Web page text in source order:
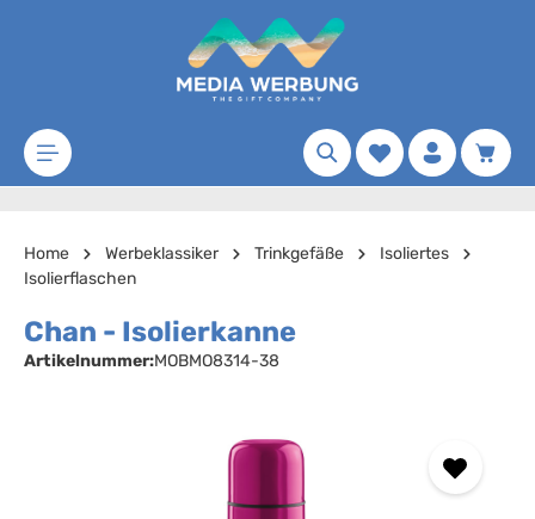
Zum Hauptinhalt springen
Merkzettel
Home Werbeklassiker Trinkgefäße
Isoliertes
Isolierflaschen
Chan - Isolierkanne
Artikelnummer:MOBMO8314-38